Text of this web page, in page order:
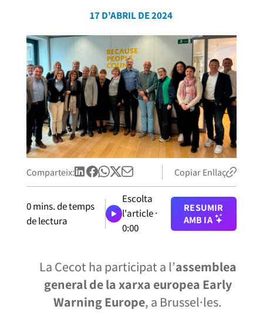
17 D'ABRIL DE 2024
Comparteix: Copiar Enllaç
0mins. de temps
de lectura
Escolta
l'article ·
0:00
RESUMIR
AMB IA
La Cecot ha participat a l’assemblea
general de la xarxa europea Early
Warning Europe, a Brussel·les.